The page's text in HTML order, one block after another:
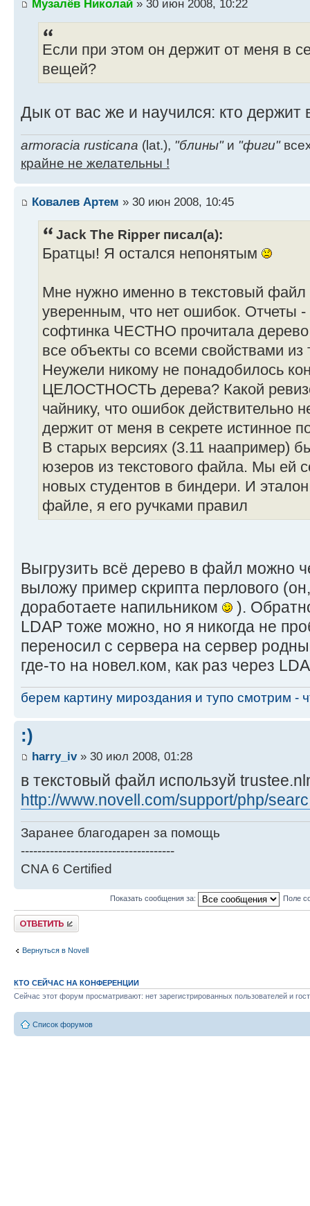
Музалёв Николай » 30 июн 2008, 10:22
Если при этом он держит от меня в
вещей?
Дык от вас же и научился: кто держит
armoracia rusticana (lat.), "блины"и "фиги"
крайне не желательны !
Ковалев Артем » 30 июн 2008, 10:45
Jack The Ripper писал(а):
Братцы! Я остался непонятым
Мне нужно именно в текстовый
уверенным, что нет ошибок. Отчеты -
софтинка ЧЕСТНО прочитала дерево
все объекты со всеми свойствами из
Неужели никому не понадобилось
ЦЕЛОСТНОСТЬ дерева? Какой
чайнику, что ошибок действительно
держит от меня в секрете истинное
В старых версиях (3.11 наапример)
юзеров из текстового файла. Мы ей
новых студентов в биндери. И
файле, я его ручками правил
Выгрузить всё дерево в файл можно
выложу пример скрипта перлового
доработаете напильником
).
LDAP тоже можно, но я никогда не
переносил с сервера на сервер
где-то на новел.ком, как раз через
берем картину мироздания и тупо смотрим -
:)
harry_iv» 30 июл 2008, 01:28
в текстовый файл используй
http://www.novell.com/support/php/
Заранее благодарен за помощь
-------------------------------------
CNA 6 Certified
Показать сообщения за: Поле
Ответить
Вернуться в Novell
КТО СЕЙЧАС НА КОНФЕРЕНЦИИ
Сейчас этот форум просматривают: нет зарегистрированных пользователей и
Список форумов